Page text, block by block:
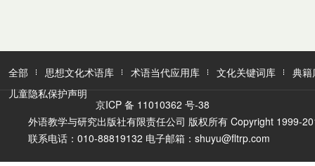
全部 思想文化术语库 术语当代应用库 文化关键词库
典籍
儿童隐私保护声明
京ICP 备 11010362 号-38
外语教学与研究出版社有限责任公司 版权所有 Copyright 1999-
联系电话：010-88819132 电子邮箱：shuyu@fltrp.com